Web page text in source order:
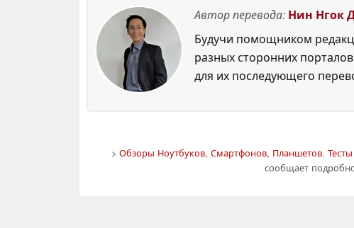
Автор перевода: Нин Нгок
Будучи помощником
разных сторонних
для их последующего
> Обзоры Ноутбуков, Смартфонов, Планшетов.
сообщает